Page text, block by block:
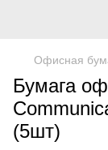
Офисная
Бумага
(5шт)